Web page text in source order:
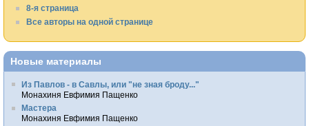
8-я страница
Все авторы на одной странице
Новые материалы
Из Павлов - в Савлы, или "не зная броду..."
Монахиня Евфимия Пащенко
Мастера
Монахиня Евфимия Пащенко